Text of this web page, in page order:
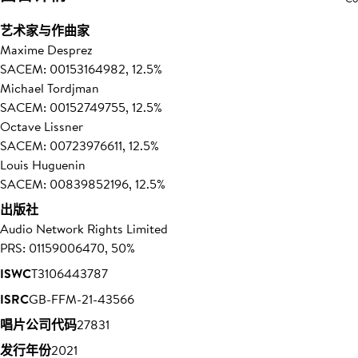
艺术家与作曲家
Maxime Desprez
SACEM: 00153164982, 12.5%
Michael Tordjman
SACEM: 00152749755, 12.5%
Octave Lissner
SACEM: 00723976611, 12.5%
Louis Huguenin
SACEM: 00839852196, 12.5%
出版社
Audio Network Rights Limited
PRS: 01159006470, 50%
ISWCT3106443787
ISRCGB-FFM-21-43566
唱片公司代码27831
发行年份2021